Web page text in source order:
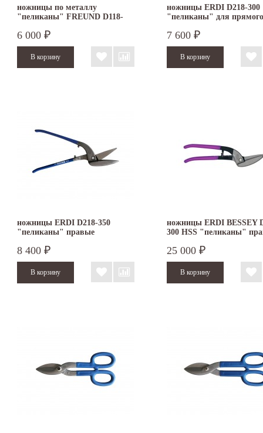
ножницы по металлу
"пеликаны" FREUND D118-
6 000 ₽
ножницы ERDI D218-300
"пеликаны" для прямого
7 600 ₽
ножницы ERDI D218-350
"пеликаны" правые
8 400 ₽
ножницы ERDI BESSEY
300 HSS "пеликаны"
25 000 ₽